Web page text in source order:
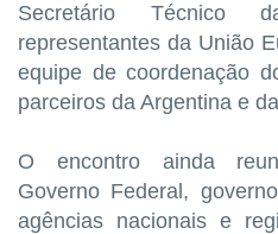
Secretário Técnico
representantes da União
equipe de coordenação
parceiros da Argentina e
O encontro ainda
Governo Federal,
agências nacionais e